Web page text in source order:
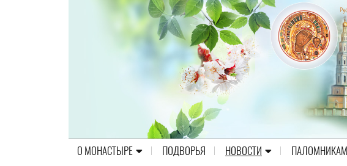
О МОНАСТЫРЕ ПОДВОРЬЯ НОВОСТИ ПАЛОМНИКАМ